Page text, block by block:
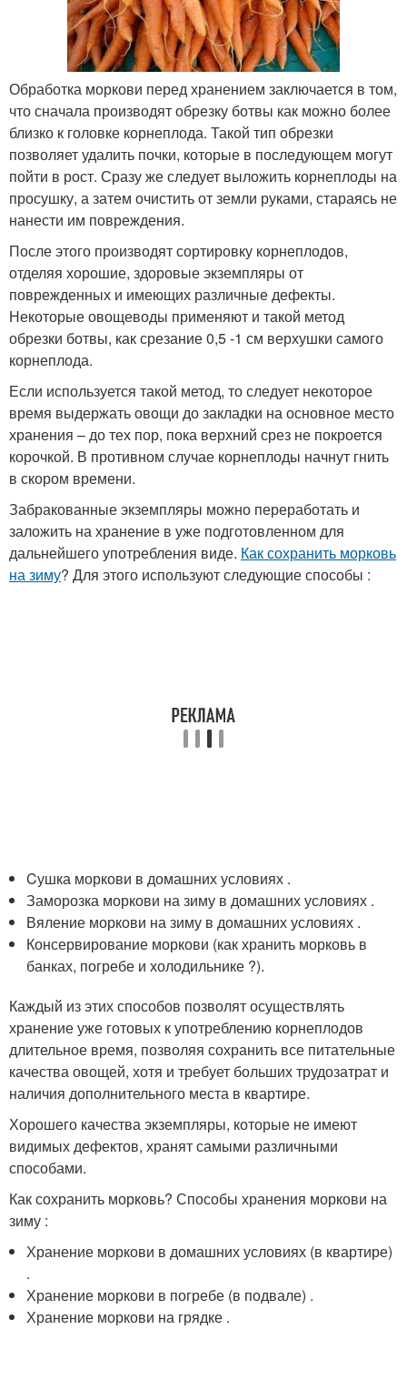
Обработка моркови перед хранением заключается в том,
что сначала производят обрезку ботвы как можно более
близко к головке корнеплода. Такой тип обрезки
позволяет удалить почки, которые в последующем могут
пойти в рост. Сразу же следует выложить корнеплоды на
просушку, а затем очистить от земли руками, стараясь не
нанести им повреждения.
После этого производят сортировку корнеплодов,
отделяя хорошие, здоровые экземпляры от
поврежденных и имеющих различные дефекты.
Некоторые овощеводы применяют и такой метод
обрезки ботвы, как срезание 0,5 -1 см верхушки самого
корнеплода.
Если используется такой метод, то следует некоторое
время выдержать овощи до закладки на основное место
хранения – до тех пор, пока верхний срез не покроется
корочкой. В противном случае корнеплоды начнут гнить
в скором времени.
Забракованные экземпляры можно переработать и
заложить на хранение в уже подготовленном для
дальнейшего употребления виде. Как сохранить морковь
на зиму? Для этого используют следующие способы :
Cушка моркови в домашних условиях .
Заморозка моркови на зиму в домашних условиях .
Вяление моркови на зиму в домашних условиях .
Консервирование моркови (как хранить морковь в
банках, погребе и холодильнике ?).
Каждый из этих способов позволят осуществлять
хранение уже готовых к употреблению корнеплодов
длительное время, позволяя сохранить все питательные
качества овощей, хотя и требует больших трудозатрат и
наличия дополнительного места в квартире.
Хорошего качества экземпляры, которые не имеют
видимых дефектов, хранят самыми различными
способами.
Как сохранить морковь? Способы хранения моркови на
зиму :
Хранение моркови в домашних условиях (в квартире)
.
Хранение моркови в погребе (в подвале) .
Хранение моркови на грядке .